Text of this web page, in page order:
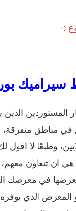
:-
المستوردين
متفرقة،
وطبعًا لا
هي ان تتعاون
في معرضك
المعرض الذي